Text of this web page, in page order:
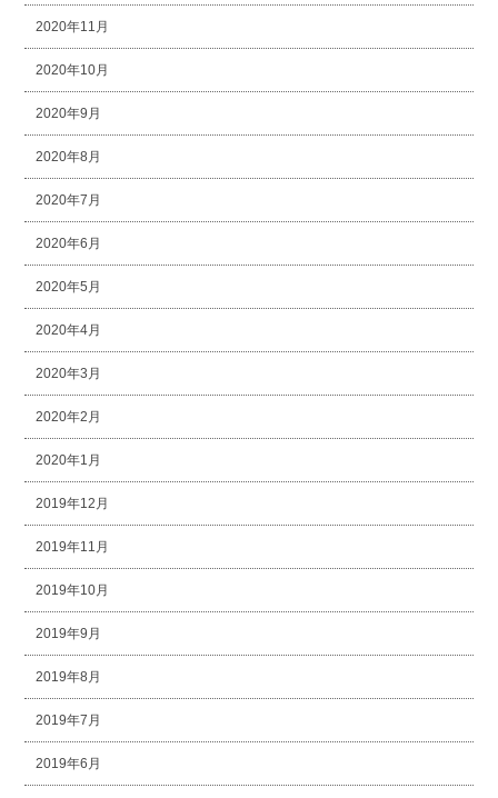
2020年11月
2020年10月
2020年9月
2020年8月
2020年7月
2020年6月
2020年5月
2020年4月
2020年3月
2020年2月
2020年1月
2019年12月
2019年11月
2019年10月
2019年9月
2019年8月
2019年7月
2019年6月